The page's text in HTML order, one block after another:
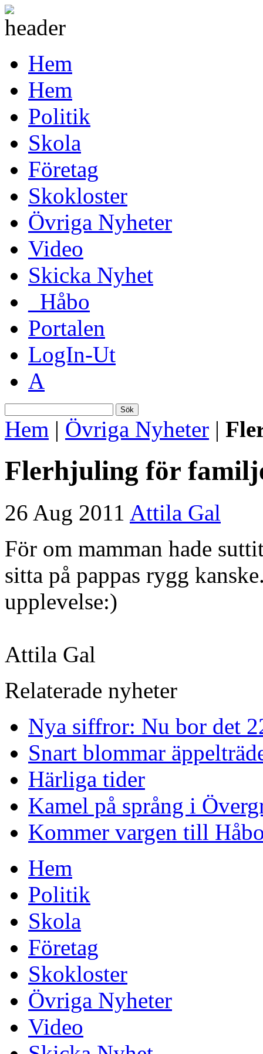
Hem
Hem
Politik
Skola
Företag
Skokloster
Övriga Nyheter
Video
Skicka Nyhet
_Håbo
Portalen
LogIn-Ut
A
Sök
Hem | Övriga Nyheter |
Flerhjuling för
26 Aug 2011 Attila Gal
För om mamman hade
sitta på pappas rygg
upplevelse:)
Attila Gal
Relaterade nyheter
Nya siffror: Nu bor det
Snart blommar
Härliga tider
Kamel på språng i
Kommer vargen till
Hem
Politik
Skola
Företag
Skokloster
Övriga Nyheter
Video